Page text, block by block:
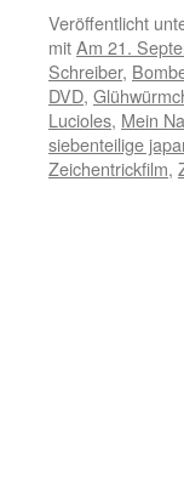
Veröffentlicht
mitAm 21.
Schreiber,
DVD,
Lucioles, Mein
siebenteilige
Zeichentrickfilm,